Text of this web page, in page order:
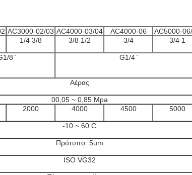
AC3000-02/03 AC4000-03/04 AC4000-06
AC5000-
1/4 3/8 3/8 1/2 3/4 3/4 1
8 G1/4 ̇
Αέρας
00,05 ~ 0,85 Mpa
2000 4000 4500 5000
-10 ~ 60 C
Πρότυπο: 5um
ISO VG32